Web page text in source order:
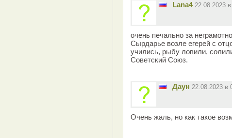
Lana4 22.08.2023
очень печально за
Сырдарье возле егерей с
учились, рыбу ловили,
Советский Союз.
Даун 22.08.2023 в
Очень жаль, но как такое